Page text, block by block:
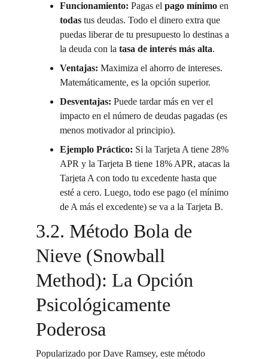
Funcionamiento: Pagas el pago mínimo en
todas tus deudas. Todo el dinero extra que
puedas liberar de tu presupuesto lo destinas a
la deuda con la tasa de interés más alta.
Ventajas: Maximiza el ahorro de intereses.
Matemáticamente, es la opción superior.
Desventajas: Puede tardar más en ver el
impacto en el número de deudas pagadas (es
menos motivador al principio).
Ejemplo Práctico: Si la Tarjeta A tiene 28%
APR y la Tarjeta B tiene 18% APR, atacas la
Tarjeta A con todo tu excedente hasta que
esté a cero. Luego, todo ese pago (el mínimo
de A más el excedente) se va a la Tarjeta B.
3.2. Método Bola de
Nieve (Snowball
Method): La Opción
Psicológicamente
Poderosa
Popularizado por Dave Ramsey, este método